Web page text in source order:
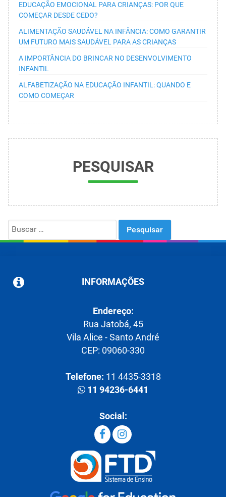
EDUCAÇÃO EMOCIONAL PARA CRIANÇAS: POR QUE
COMEÇAR DESDE CEDO?
ALIMENTAÇÃO SAUDÁVEL NA INFÂNCIA: COMO GARANTIR
UM FUTURO MAIS SAUDÁVEL PARA AS CRIANÇAS
A IMPORTÂNCIA DO BRINCAR NO DESENVOLVIMENTO
INFANTIL
ALFABETIZAÇÃO NA EDUCAÇÃO INFANTIL: QUANDO E
COMO COMEÇAR
PESQUISAR
Search
INFORMAÇÕES
Endereço:
Rua Jatobá, 45
Vila Alice - Santo André
CEP: 09060-330
Telefone: 11 4435-3318
11 94236-6441
Social: